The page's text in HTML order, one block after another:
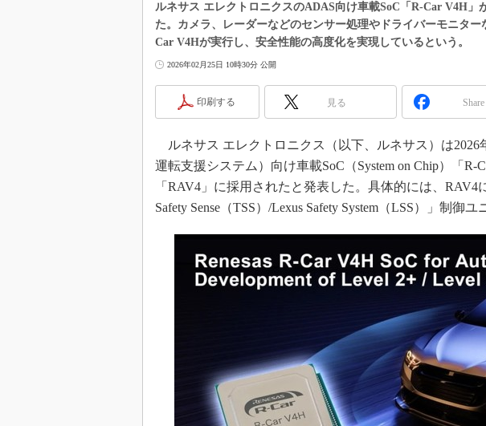
エレ
リタイア直前エンジニアの社会人大
学漂流記
この10年で起こったこと、次の10年
製品分解で探るアジアの新トレンド
光伝送技術を知る
“異端児エンジニア”が仕掛けた社内
改革、執念の180日
JASA発IoT通信
IHSアナリスト「未来展望」
「英語に愛されないエンジニア」の
ための新行動論
ルネサス エレクトロニクスのADAS向け車載SoC「R-Car V4H」
た。カメラ、レーダーなどのセンサー処理やドライバーモニタ
Car V4Hが実行し、安全性能の高度化を実現しているという。
2026年02月25日 10時30分 公開
印刷する 見る Share
ルネサス エレクトロニクス（以下、ルネサス）は2026
運転支援システム）向け車載SoC（System on Chip）「R-
「RAV4」に採用されたと発表した。具体的には、RAV4
Safety Sense（TSS）/Lexus Safety System（LSS）」制御